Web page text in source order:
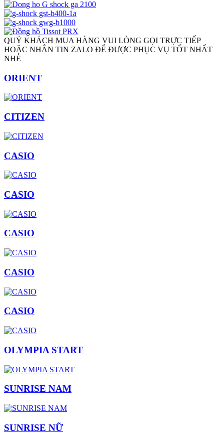
QUÝ KHÁCH MUA HÀNG VUI LÒNG GỌI TRỰC TIẾP
HOẶC NHẮN TIN ZALO ĐỂ ĐƯỢC PHỤC VỤ TỐT NHẤT
NHÉ
ORIENT
CITIZEN
CASIO
CASIO
CASIO
CASIO
CASIO
OLYMPIA START
SUNRISE NAM
SUNRISE NỮ